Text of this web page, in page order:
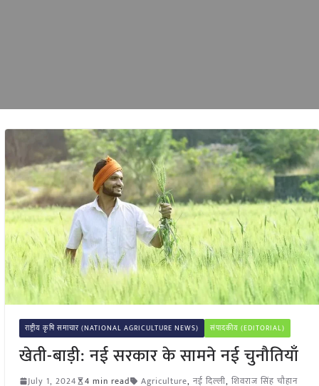
राष्ट्रीय कृषि समाचार (NATIONAL AGRICULTURE NEWS) संपादकीय (EDITORIAL)
खेती-बाड़ी: नई सरकार के सामने नई चुनौतियाँ
July 1, 2024 4 min read Agriculture, नई दिल्ली, शिवराज सिंह चौहान